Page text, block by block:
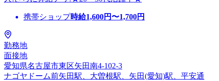
携帯ショップ時給1,600円〜1,700円
勤務地
面接地
愛知県名古屋市東区矢田南4-102-3
ナゴヤドーム前矢田駅、大曽根駅、矢田(愛知)駅、平安通